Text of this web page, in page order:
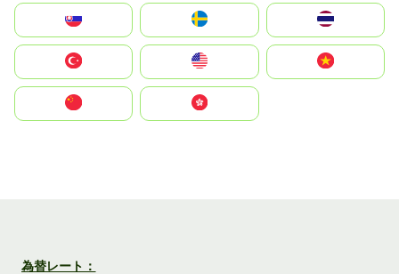
United States
中國香港特別行政區
為替レート：